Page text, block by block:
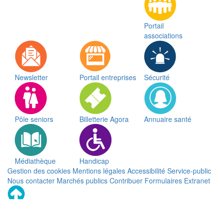
Portail
associations
Newsletter Portail entreprises Sécurité
Pôle seniors Billetterie Agora Annuaire santé
Médiathèque
Handicap
Gestion des cookies Mentions légales Accessibilité Service-public
Nous contacter Marchés publics Contribuer Formulaires Extranet
Remonter